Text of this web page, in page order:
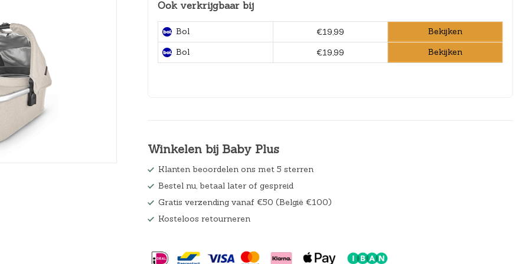
Matrasbeschermers
Slaapzakken en inbakeren
Ook verkrijgbaar bij
Bol €19,99
Bekijken
Bol
€19,99 Bekijken
Winkelen bij Baby Plus
Klanten beoordelen ons met 5 sterren
Bestel nu, betaal later of gespreid
Gratis verzending vanaf €50 (België €100)
Kosteloos retourneren